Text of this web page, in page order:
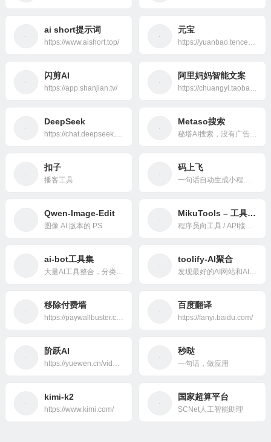
ai short提示词
https://www.aishort.top/
元宝
https://yuanbao.tencent.com/
闪剪AI
https://app.shanjian.tv/
阿里妈妈智能文案
https://chuangyi.taobao.com/
DeepSeek
https://chat.deepseek.com/
Metaso搜索
秘塔AI搜索，没有广告，直达结果
扣子
播客工具
码上飞
一句话自动生成小程序、APP、H5网页应用！
Qwen-Image-Edit
图像 AI 版本的 PS
MikuTools – 工具集合
程序员向工具 / API接口 / 各类实用网页服务
ai-bot工具集
大量AI工具整合，分类非常细（AI写作、AI视频、AI翻译等）
toolify-AI聚合
发现最好的AI网站和AI工具
移除付费墙
https://paywallbuster.com/
百度翻译
https://fanyi.baidu.com/
阶跃AI
https://yuewen.cn/videos?side-bar=my-videos
秒哒
一句话，做应用
kimi-k2
https://www.kimi.com/
国家超算平台
SCNet人工智能助理